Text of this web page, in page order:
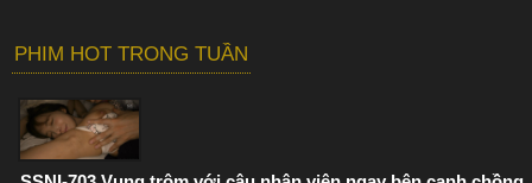
PHIM HOT TRONG TUẦN